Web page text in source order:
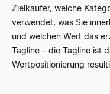
Zielkäufer, welche
verwendet, was Sie
und welchen Wert das
Tagline – die Tagline ist
Wertpositionierung